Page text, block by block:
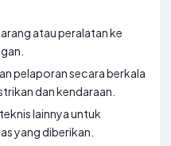
atau peralatan ke
pelaporan secara berkala
dan kendaraan.
lainnya untuk
yang diberikan.